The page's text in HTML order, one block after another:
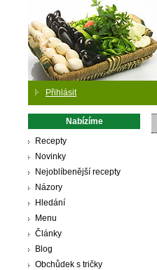
Přihlásit
Nabízíme
Recepty
Novinky
Nejoblíbenější recepty
Názory
Hledání
Menu
Články
Blog
Obchůdek s tričky